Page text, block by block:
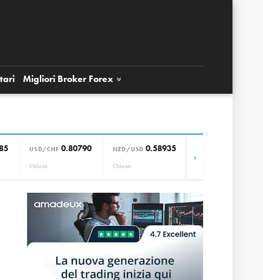
Migliori Broker Forex
USD/CHF 0.80790
Chiuso
NZD/USD 0.58935
Chiuso
›